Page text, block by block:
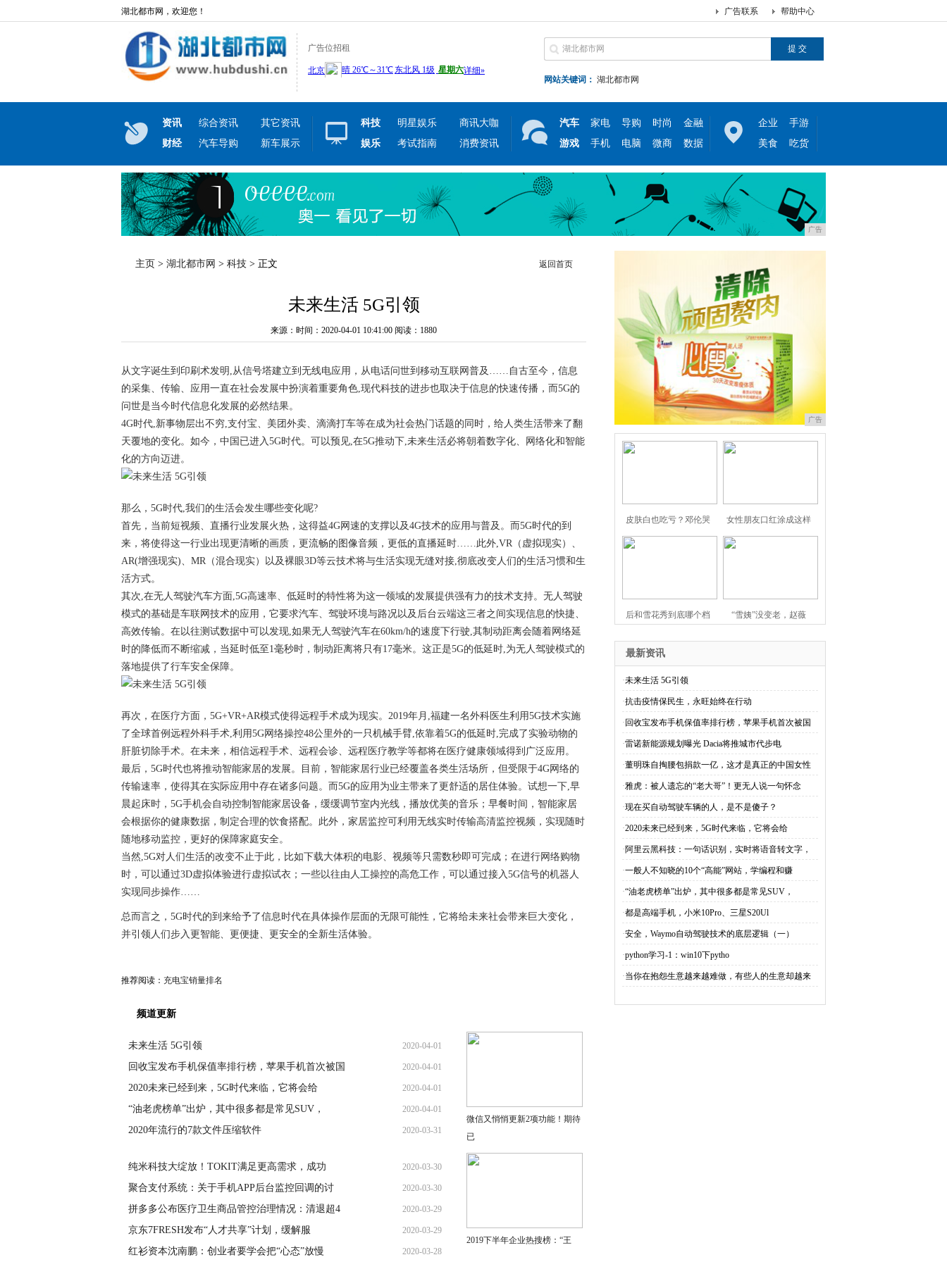
湖北都市网，欢迎您！ 帮助中心
广告联系
广告位招租
网站关键词： 湖北都市网
资讯 综合资讯
其它资讯
财经
汽车导购 新车展示
科技 明星娱乐
商讯大咖
娱乐
考试指南 消费资讯
汽车 家电 导购 时尚
金融
游戏
手机 电脑 微商 数据
企业
手游
美食
吃货
广告
主页 > 湖北都市网 > 科技 > 正文 返回首页
未来生活 5G引领
来源：时间：2020-04-01 10:41:00 阅读：1880
从文字诞生到印刷术发明,从信号塔建立到无线电应用，从电话问世到移动互联网普及……自古至今，信息
的采集、传输、应用一直在社会发展中扮演着重要角色,现代科技的进步也取决于信息的快速传播，而5G的
问世是当今时代信息化发展的必然结果。
4G时代,新事物层出不穷,支付宝、美团外卖、滴滴打车等在成为社会热门话题的同时，给人类生活带来了翻
天覆地的变化。如今，中国已进入5G时代。可以预见,在5G推动下,未来生活必将朝着数字化、网络化和智能
化的方向迈进。
那么，5G时代,我们的生活会发生哪些变化呢?
首先，当前短视频、直播行业发展火热，这得益4G网速的支撑以及4G技术的应用与普及。而5G时代的到
来，将使得这一行业出现更清晰的画质，更流畅的图像音频，更低的直播延时……此外,VR（虚拟现实）、
AR(增强现实)、MR（混合现实）以及裸眼3D等云技术将与生活实现无缝对接,彻底改变人们的生活习惯和生
活方式。
其次,在无人驾驶汽车方面,5G高速率、低延时的特性将为这一领域的发展提供强有力的技术支持。无人驾驶
模式的基础是车联网技术的应用，它要求汽车、驾驶环境与路况以及后台云端这三者之间实现信息的快捷、
高效传输。在以往测试数据中可以发现,如果无人驾驶汽车在60km/h的速度下行驶,其制动距离会随着网络延
时的降低而不断缩减，当延时低至1毫秒时，制动距离将只有17毫米。这正是5G的低延时,为无人驾驶模式的
落地提供了行车安全保障。
再次，在医疗方面，5G+VR+AR模式使得远程手术成为现实。2019年月,福建一名外科医生利用5G技术实施
了全球首例远程外科手术,利用5G网络操控48公里外的一只机械手臂,依靠着5G的低延时,完成了实验动物的
肝脏切除手术。在未来，相信远程手术、远程会诊、远程医疗教学等都将在医疗健康领域得到广泛应用。
最后，5G时代也将推动智能家居的发展。目前，智能家居行业已经覆盖各类生活场所，但受限于4G网络的
传输速率，使得其在实际应用中存在诸多问题。而5G的应用为业主带来了更舒适的居住体验。试想一下,早
晨起床时，5G手机会自动控制智能家居设备，缓缓调节室内光线，播放优美的音乐；早餐时间，智能家居
会根据你的健康数据，制定合理的饮食搭配。此外，家居监控可利用无线实时传输高清监控视频，实现随时
随地移动监控，更好的保障家庭安全。
当然,5G对人们生活的改变不止于此，比如下载大体积的电影、视频等只需数秒即可完成；在进行网络购物
时，可以通过3D虚拟体验进行虚拟试衣；一些以往由人工操控的高危工作，可以通过接入5G信号的机器人
实现同步操作……
总而言之，5G时代的到来给予了信息时代在具体操作层面的无限可能性，它将给未来社会带来巨大变化，
并引领人们步入更智能、更便捷、更安全的全新生活体验。
推荐阅读： 充电宝销量排名
频道更新
未来生活 5G引领 2020-04-01
回收宝发布手机保值率排行榜，苹果手机首次被国 2020-04-01
2020未来已经到来，5G时代来临，它将会给 2020-04-01
“油老虎榜单”出炉，其中很多都是常见SUV， 2020-04-01
2020年流行的7款文件压缩软件 2020-03-31
纯米科技大绽放！TOKIT满足更高需求，成功 2020-03-30
聚合支付系统：关于手机APP后台监控回调的讨 2020-03-30
拼多多公布医疗卫生商品管控治理情况：清退超4 2020-03-29
京东7FRESH发布“人才共享”计划，缓解服 2020-03-29
红衫资本沈南鹏：创业者要学会把“心态”放慢 2020-03-28
微信又悄悄更新2项功能！期待
已
2019下半年企业热搜榜：“王
广告
皮肤白也吃亏？邓伦哭 女性朋友口红涂成这样
后和雪花秀到底哪个档 “雪姨”没变老，赵薇
最新资讯
·未来生活 5G引领
·抗击疫情保民生，永旺始终在行动
· 回收宝发布手机保值率排行榜，苹果手机首次被国
·雷诺新能源规划曝光 Dacia将推城市代步电
·董明珠自掏腰包捐款一亿，这才是真正的中国女性
·雅虎：被人遗忘的“老大哥”！更无人说一句怀念
·现在买自动驾驶车辆的人，是不是傻子？
·2020未来已经到来，5G时代来临，它将会给
·阿里云黑科技：一句话识别，实时将语音转文字，
·一般人不知晓的10个“高能”网站，学编程和赚
·“油老虎榜单”出炉，其中很多都是常见SUV，
·都是高端手机，小米10Pro、三星S20Ul
·安全，Waymo自动驾驶技术的底层逻辑（一）
·python学习-1：win10下pytho
·当你在抱怨生意越来越难做，有些人的生意却越来